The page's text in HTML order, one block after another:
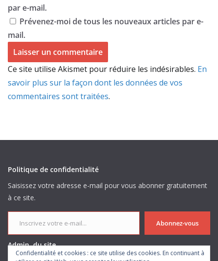
par e-mail.
Prévenez-moi de tous les nouveaux articles par e-
mail.
Ce site utilise Akismet pour réduire les indésirables. En
savoir plus sur la façon dont les données de vos
commentaires sont traitées.
Politique de confidentialité
Saisissez votre adresse e-mail pour vous abonner gratuitement
à ce site.
Inscrivez votre e-mail...
Abonnez-vous
Admin. du site
Confidentialité et cookies : ce site utilise des cookies. En continuant à